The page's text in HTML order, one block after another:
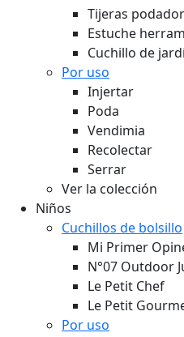
Tijeras
Estuche
Cuchillo de
Por uso
Injertar
Poda
Vendimia
Recolectar
Serrar
Ver la colección
Niños
Cuchillos de bolsillo
Mi Primer
N°07 Outdoor
Le Petit Chef
Le Petit
Por uso